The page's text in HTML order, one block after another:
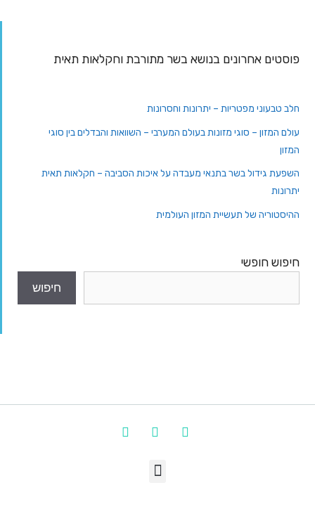
פוסטים אחרונים בנושא בשר מתורבת וחקלאות תאית
חלב טבעוני מפטריות – יתרונות וחסרונות
עולם המזון – סוגי מזונות בעולם המערבי – השוואות והבדלים בין סוגי
המזון
השפעת גידול בשר בתנאי מעבדה על איכות הסביבה – חקלאות תאית
יתרונות
ההיסטוריה של תעשיית המזון העולמית
חיפוש חופשי
חיפוש